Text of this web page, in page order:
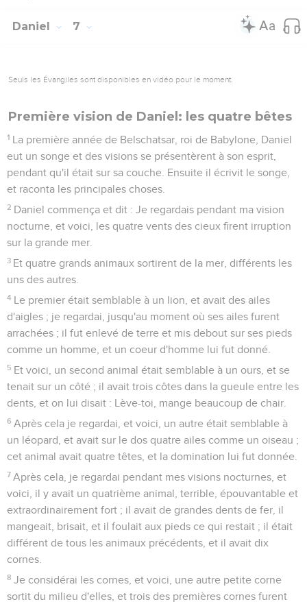
Daniel 7
Seuls les Évangiles sont disponibles en vidéo pour le moment.
Première vision de Daniel: les quatre bêtes
1 La première année de Belschatsar, roi de Babylone, Daniel
eut un songe et des visions se présentèrent à son esprit,
pendant qu'il était sur sa couche. Ensuite il écrivit le songe,
et raconta les principales choses.
2 Daniel commença et dit : Je regardais pendant ma vision
nocturne, et voici, les quatre vents des cieux firent irruption
sur la grande mer.
3 Et quatre grands animaux sortirent de la mer, différents les
uns des autres.
4 Le premier était semblable à un lion, et avait des ailes
d'aigles ; je regardai, jusqu'au moment où ses ailes furent
arrachées ; il fut enlevé de terre et mis debout sur ses pieds
comme un homme, et un coeur d'homme lui fut donné.
5 Et voici, un second animal était semblable à un ours, et se
tenait sur un côté ; il avait trois côtes dans la gueule entre les
dents, et on lui disait : Lève-toi, mange beaucoup de chair.
6 Après cela je regardai, et voici, un autre était semblable à
un léopard, et avait sur le dos quatre ailes comme un oiseau ;
cet animal avait quatre têtes, et la domination lui fut donnée.
7 Après cela, je regardai pendant mes visions nocturnes, et
voici, il y avait un quatrième animal, terrible, épouvantable et
extraordinairement fort ; il avait de grandes dents de fer, il
mangeait, brisait, et il foulait aux pieds ce qui restait ; il était
différent de tous les animaux précédents, et il avait dix
cornes.
8 Je considérai les cornes, et voici, une autre petite corne
sortit du milieu d'elles, et trois des premières cornes furent